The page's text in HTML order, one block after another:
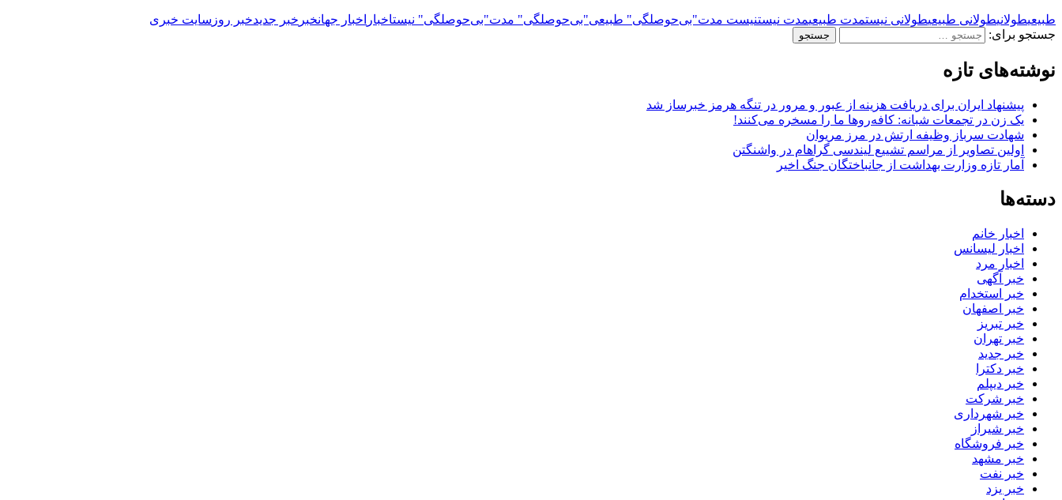
طبیعیطولانیطولانی طبیعیطولانی نیستمدت طبیعیمدت نیستنیست مدت"بی‌حوصلگی" طبیعی"بی‌حوصلگی" مدت"بی‌حوصلگی" نیستاخبار اخبار جهانخبر خبر جدیدخبر روز سایت خبری
جستجو برای:
نوشته‌های تازه
پیشنهاد ایران برای دریافت هزینه از عبور و مرور در تنگه هرمز خبرساز شد
یک زن در تجمعات شبانه: کافه‌روها ما را مسخره می‌کنند!
شهادت سرباز وظیفه ارتش در مرز مریوان
اولین تصاویر از مراسم تشییع لیندسی گراهام در واشنگتن
آمار تازه وزارت بهداشت از جانباختگان جنگ اخیر
دسته‌ها
اخبار خانم
اخبار لیسانس
اخبار مرد
خبر آگهی
خبر استخدام
خبر اصفهان
خبر تبریز
خبر تهران
خبر جدید
خبر دکترا
خبر دیپلم
خبر شرکت
خبر شهرداری
خبر شیراز
خبر فروشگاه
خبر مشهد
خبر نفت
خبر یزد